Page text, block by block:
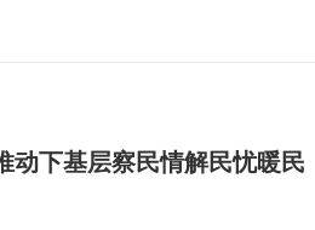
动下基层察民情解民忧暖民